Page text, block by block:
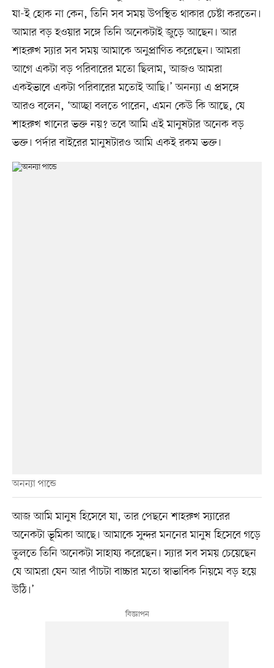
যা-ই হোক না কেন, তিনি সব সময় উপস্থিত থাকার চেষ্টা করতেন।
আমার বড় হওয়ার সঙ্গে তিনি অনেকটাই জুড়ে আছেন। আর
শাহরুখ স্যার সব সময় আমাকে অনুপ্রাণিত করেছেন। আমরা
আগে একটা বড় পরিবারের মতো ছিলাম, আজও আমরা
একইভাবে একটা পরিবারের মতোই আছি।’ অনন্যা এ প্রসঙ্গে
আরও বলেন, ‘আচ্ছা বলতে পারেন, এমন কেউ কি আছে, যে
শাহরুখ খানের ভক্ত নয়? তবে আমি এই মানুষটার অনেক বড়
ভক্ত। পর্দার বাইরের মানুষটারও আমি একই রকম ভক্ত।
অনন্যা পান্ডে
আজ আমি মানুষ হিসেবে যা, তার পেছনে শাহরুখ স্যারের
অনেকটা ভূমিকা আছে। আমাকে সুন্দর মননের মানুষ হিসেবে গড়ে
তুলতে তিনি অনেকটা সাহায্য করেছেন। স্যার সব সময় চেয়েছেন
যে আমরা যেন আর পাঁচটা বাচ্চার মতো স্বাভাবিক নিয়মে বড় হয়ে
উঠি।’